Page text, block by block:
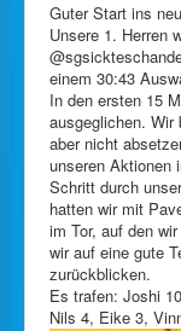
Guter Start ins
Unsere 1. Herren
einem 30:43
In den ersten 15
ausgeglichen. Wir
aber nicht
unseren Aktionen
Schritt durch
hatten wir mit
im Tor, auf den
wir auf eine gute
zurückblicken.
Es trafen: Joshi
Nils 4, Eike 3,